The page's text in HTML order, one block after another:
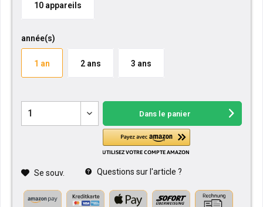
10 appareils
année(s)
1 an 2 ans 3 ans
Dans le panier
Se souv. Questions sur l'article ?